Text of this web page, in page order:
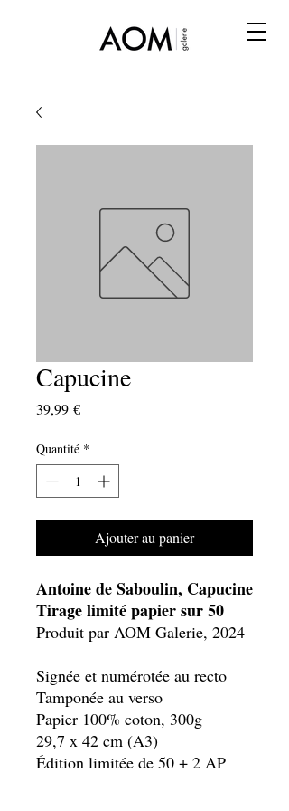
Capucine
39,99 €Prix
Quantité *
Ajouter au panier
Antoine de Saboulin, Capucine
Tirage limité papier sur 50
Produit par AOM Galerie, 2024
Signée et numérotée au recto
Tamponée au verso
Papier 100% coton, 300g
29,7 x 42 cm (A3)
Édition limitée de 50 + 2 AP